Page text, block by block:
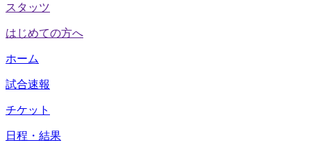
スタッツ
はじめての方へ
ホーム
試合速報
チケット
日程・結果